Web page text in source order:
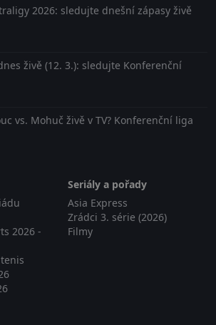
2026: sledujte dnešní zápasy živě
živě (12. 3.): sledujte Konferenční
vs. Mohuč živě v TV? Konferenční liga
2026 -
Seriály a pořady
Asia Express
Zrádci 3. série (2026)
Filmy